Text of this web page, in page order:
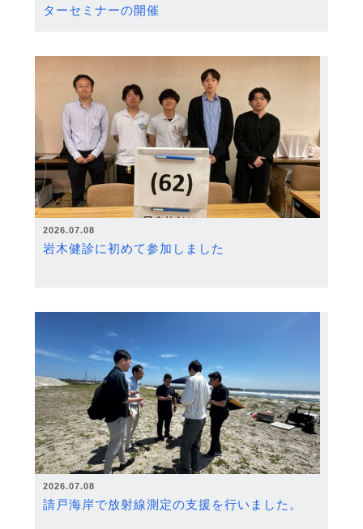
ターセミナーの開催
2026.07.08
岩木健診に初めて参加しました
2026.07.08
請戸海岸で放射線測定の支援を行いました。